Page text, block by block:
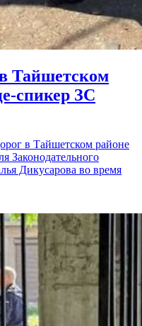
Тайшетском
спикер ЗС
в Тайшетском районе
Законодательного
Дикусарова во время